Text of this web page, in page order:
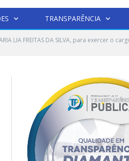
TRANSPARÊNCIA
LIA FREITAS DA SILVA, para exercer o